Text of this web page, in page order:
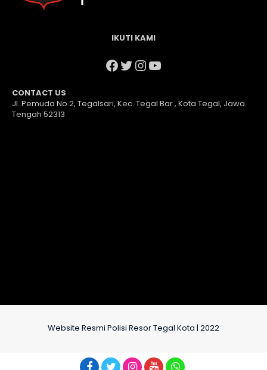
IKUTI KAMI
Facebook
Twitter
Instagram
YouTube
CONTACT US
Jl. Pemuda No.2, Tegalsari, Kec. Tegal Bar., Kota Tegal, Jawa
Tengah 52313
Website Resmi Polisi Resor Tegal Kota | 2022